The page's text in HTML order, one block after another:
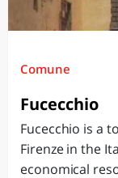
Comune
Fucecchio
Fucecchio is a
Firenze in the
economical